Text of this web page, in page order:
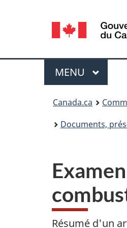
Sélection
de
la
langue
Menu
MENU
Canada.ca
Documents,
Résumé d'un